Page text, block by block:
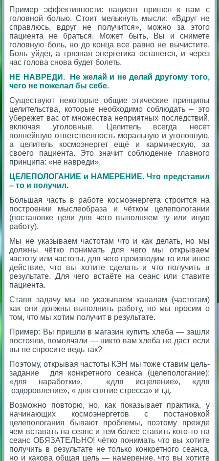
Пример эффективности: пациент пришел к вам с
головной болью. Стоит мелькнуть мысли: «Вдруг не
справлюсь, вдруг не получится», можно за этого
пациента не браться. Может быть, Вы и снимете
головную боль, но до конца все равно не вычистите.
Боль уйдет, а грязная энергетика останется, и через
час голова снова будет болеть.
НЕ НАВРЕДИ.Не желай и не делай другому того,
чего не пожелал бы себе.
Существуют некоторые общие этические принципы
целительства, которые необходимо соблюдать – это
убережет вас от множества неприятных последствий,
включая уголовные. Целитель всегда несет
полнейшую ответственность моральную и уголовную,
а целитель космоэнергет ещё и кармическую, за
своего пациента. Это значит соблюдение главного
принципа: «не навреди».
ЦЕЛЕПОЛОГАНИЕ и НАМЕРЕНИЕ. Что представил
– то и получил.
Большая часть в работе космоэнергета строится на
построении мыслеобраза и чётком целепологании
(постановке цели для чего выполняем ту или иную
работу).
Мы не указываем частотам что и как делать, но мы
должны чётко понимать для чего мы открываем
частоту или частоты, для чего производим то или иное
действие, что вы хотите сделать и что получить в
результате. Для чего встаёте на сеанс или ставите
пациента.
Ставя задачу мы не указываем каналам (частотам)
как они должны выполнить работу, но мы просим о
том, что мы хотим получит в результате.
Пример: Вы пришли в магазин купить хлеба — зашли
постояли, помолчали — никто вам хлеба не даст если
вы не спросите ведь так?
Поэтому, открывая частоты КЭН мы тоже ставим цель-
задание для конкретного сеанса (целепологание):
«для наработки», «для исцеление», «для
оздоровление», « для снятие стресса» и т.д.
Возможно повторю, но, как показывает практика, у
начинающих космоэнергетов с постановкой
целепологания бывают проблемы, поэтому прежде
чем вставать на сеанс и тем более ставить кого-то на
сеанс ОБЯЗАТЕЛЬНО! чётко понимать что вы хотите
получить в результате не только конкретного сеанса,
но и какова общая цель — намерение, что вы хотите